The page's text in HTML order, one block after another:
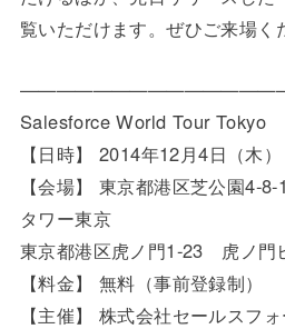
覧いただけます。ぜひご来場く
Salesforce World Tour Tokyo
【日時】 2014年12月4日（木
【会場】 東京都港区芝公園4-
タワー東京
東京都港区虎ノ門1-23 虎ノ門
【料金】 無料（事前登録制）
【主催】 株式会社セールスフ